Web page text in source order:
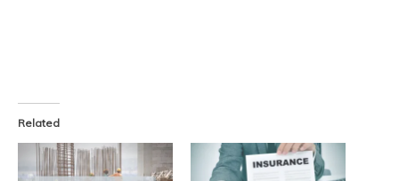
Related